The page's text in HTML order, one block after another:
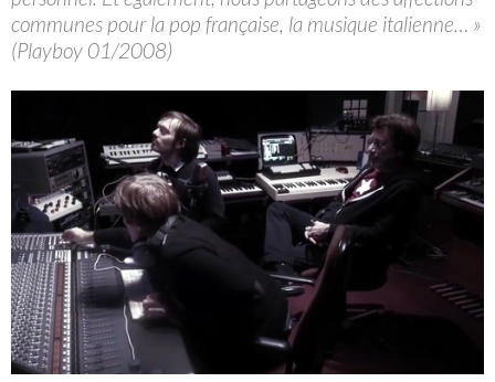
communes pour la pop française, la musique italienne… »
(Playboy 01/2008)